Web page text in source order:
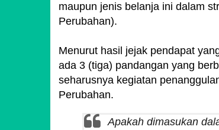
maupun jenis belanja ini dalam
Perubahan).
Menurut hasil jejak pendapat
ada 3 (tiga) pandangan yang
seharusnya kegiatan
Perubahan.
Apakah dimasukan